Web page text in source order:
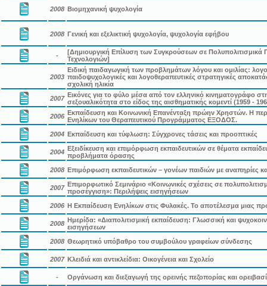
2008 Βιομηχανική ψυχολογία
2008 Γενική και εξελικτική ψυχολογία, ψυχολογία εφήβου
-
[Δημιουργική Επίλυση των Συγκρούσεων σε Πολυπολιτισμικά
Τεχνολογιών]
2003
Ειδική παιδαγωγική των προβλημάτων λόγου και ομιλίας:
παιδοψυχολογικές και λογοθεραπευτικές στρατηγικές
σχολική ηλικία
2007 Εικόνες για το φύλο μέσα από τον ελληνικό κινηματογράφο
σεξουαλικότητα στο είδος της αισθηματικής κομεντί (1959 -
2006 Εκπαίδευση και Κοινωνική Επανένταξη πρώην Χρηστών. Η
Ενηλίκων του Θεραπευτικού Προγράμματος ΕΞΟΔΟΣ.
2004 Εκπαίδευση και τύφλωση: Σύγχρονες τάσεις και προοπτικές
2004 Εξειδίκευση και επιμόρφωση εκπαιδευτικών σε θέματα
προβλήματα όρασης
2008 Επιμόρφωση εκπαιδευτικών – γονέων παιδιών με αναπηρίες
2007 Επιμορφωτικό Σεμινάριο «Κοινωνικές σχέσεις σε
προσέγγιση»: Περιλήψεις εισηγήσεων
2006 Η Εκπαίδευση Ενηλίκων στις Φυλακές. Το αποτέλεσμα μιας
2008 Ημερίδα: «Διαπολιτισμική εκπαίδευση: Γλωσσική και
εισηγήσεων
2008 Θεωρητικό υπόβαθρο του συμβούλου γραφείων σύνδεσης
2007 Κλειδιά και αντικλείδια: Οικογένεια και Σχολείο
- Οργάνωση και διεξαγωγή της ορεινής πεζοπορίας και